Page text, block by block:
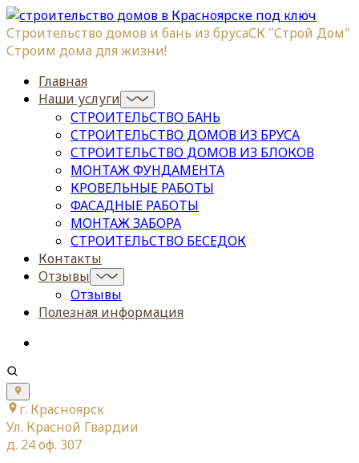
Строительство домов и бань из брусаСК "Строй Дом"
Строим дома для жизни!
Главная
Наши услуги
СТРОИТЕЛЬСТВО БАНЬ
СТРОИТЕЛЬСТВО ДОМОВ ИЗ БРУСА
СТРОИТЕЛЬСТВО ДОМОВ ИЗ БЛОКОВ
МОНТАЖ ФУНДАМЕНТА
КРОВЕЛЬНЫЕ РАБОТЫ
ФАСАДНЫЕ РАБОТЫ
МОНТАЖ ЗАБОРА
СТРОИТЕЛЬСТВО БЕСЕДОК
Контакты
Отзывы
Отзывы
Полезная информация
г. Красноярск
Ул. Красной Гвардии
д. 24 оф. 307